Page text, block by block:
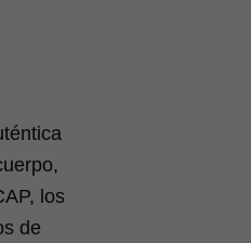
los
de